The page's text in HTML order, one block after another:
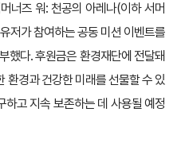
너즈 워: 천공의 아레나(이하 서머
저가 참여하는 공동 미션 이벤트를
했다. 후원금은 환경재단에 전달돼
환경과 건강한 미래를 선물할 수 있
고 지속 보존하는 데 사용될 예정